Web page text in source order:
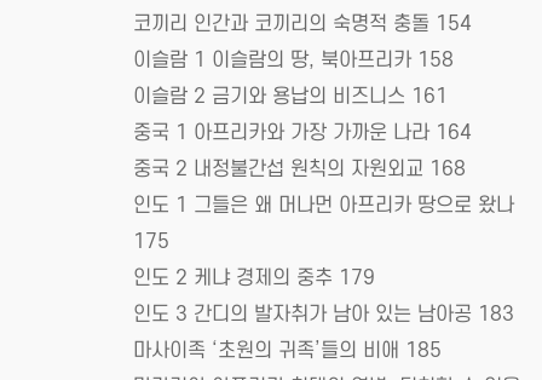
코끼리 인간과 코끼리의 숙명적 충돌 154
이슬람 1 이슬람의 땅, 북아프리카 158
이슬람 2 금기와 용납의 비즈니스 161
중국 1 아프리카와 가장 가까운 나라 164
중국 2 내정불간섭 원칙의 자원외교 168
인도 1 그들은 왜 머나먼 아프리카 땅으로 왔나
175
인도 2 케냐 경제의 중추 179
인도 3 간디의 발자취가 남아 있는 남아공 183
마사이족 ‘초원의 귀족’들의 비애 185